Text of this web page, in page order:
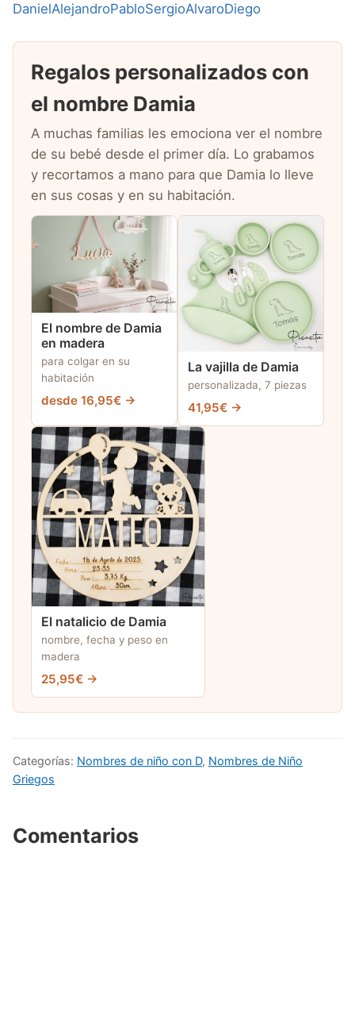
DanielAlejandroPabloSergioAlvaroDiego
Regalos personalizados con
el nombre Damia
A muchas familias les emociona ver el nombre
de su bebé desde el primer día. Lo grabamos
y recortamos a mano para que Damia lo lleve
en sus cosas y en su habitación.
El nombre de Damia
en madera
para colgar en su
habitación
desde 16,95€ →
La vajilla de Damia
personalizada, 7 piezas
41,95€ →
El natalicio de Damia
nombre, fecha y peso en
madera
25,95€ →
Categorías: Nombres de niño con D, Nombres de Niño
Griegos
Comentarios